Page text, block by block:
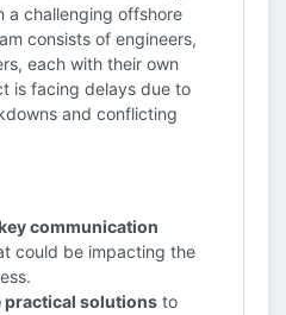
a challenging offshore
consists of engineers,
each with their own
is facing delays due to
and conflicting
communication
could be impacting the
practical solutions to